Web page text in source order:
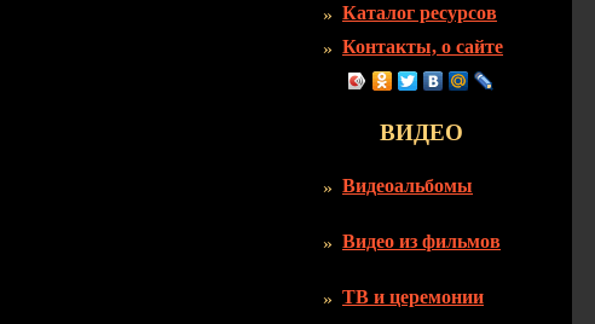
Каталог ресурсов
Контакты, о сайте
ВИДЕО
Видеоальбомы
Видео из фильмов
ТВ и церемонии